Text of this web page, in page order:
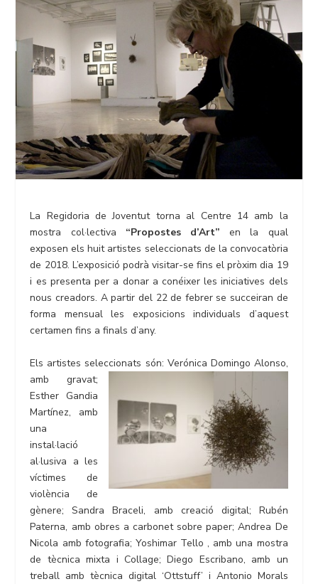
La Regidoria de Joventut torna al Centre 14 amb la
mostra col·lectiva “Propostes d’Art” en la qual
exposen els huit artistes seleccionats de la convocatòria
de 2018. L’exposició podrà visitar-se fins el pròxim dia 19
i es presenta per a donar a conéixer les iniciatives dels
nous creadors. A partir del 22 de febrer se succeiran de
forma mensual les exposicions individuals d’aquest
certamen fins a finals d’any.
Els artistes seleccionats són: Verónica Domingo Alonso,
amb gravat;
Esther Gandia
Martínez, amb
una
instal·lació
al·lusiva a les
víctimes de
violència de
gènere; Sandra Braceli, amb creació digital; Rubén
Paterna, amb obres a carbonet sobre paper; Andrea De
Nicola amb fotografia; Yoshimar Tello , amb una mostra
de tècnica mixta i Collage; Diego Escribano, amb un
treball amb tècnica digital ‘Ottstuff’ i Antonio Morals